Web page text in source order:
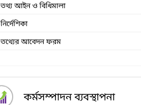
তথ্য আইন ও বিধিমালা
নির্দেশিকা
তথ্যের আবেদন ফরম
কর্মসম্পাদন ব্যবস্থাপনা